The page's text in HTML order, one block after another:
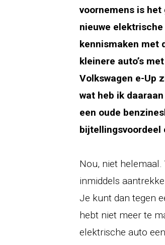
voornemens is het
nieuwe elektrische
kennismaken met
kleinere auto’s
Volkswagen e-Up
wat heb ik
een oude
bijtellingsvoordeel
Nou, niet
inmiddels
Je kunt dan tegen
hebt niet meer te
elektrische auto